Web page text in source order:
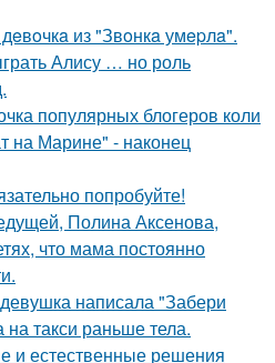
из "Звoнкa умepлa".
Алису … но роль
популярных блогеров коли
на Марине" - наконец
попробуйте!
Полина Аксенова,
что мама постоянно
написала "Забери
такси раньше тела.
и естественные решения